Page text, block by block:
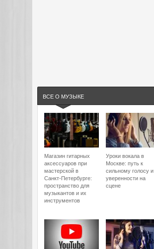
ВСЕ О МУЗЫКЕ
Магазин гитарных
аксессуаров при
мастерской в
Санкт-Петербурге:
пространство для
музыкантов и их
инструментов
Уроки вокала в
Москве: путь к
сильному голосу и
уверенности на
сцене